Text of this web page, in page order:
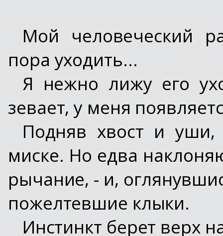
Мой человеческий
пора уходить...
Я нежно лижу его
зевает, у меня
Подняв хвост и
миске. Но едва
рычание, - и,
пожелтевшие клыки.
Инстинкт берет верх